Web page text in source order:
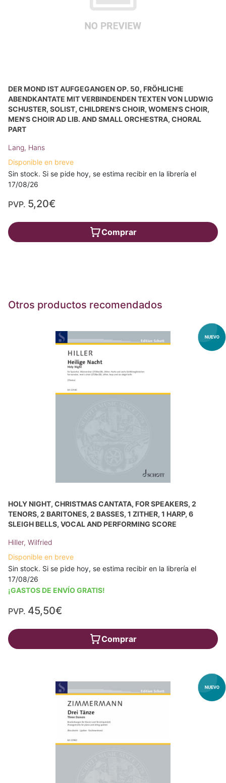
DER MOND IST AUFGEGANGEN OP. 50, FRÖHLICHE
ABENDKANTATE MIT VERBINDENDEN TEXTEN VON LUDWIG
SCHUSTER, SOLIST, CHILDREN'S CHOIR, WOMEN'S CHOIR,
MEN'S CHOIR AD LIB. AND SMALL ORCHESTRA, CHORAL
PART
Lang, Hans
Disponible en breve
Sin stock. Si se pide hoy, se estima recibir en la librería el
17/08/26
PVP. 5,20€
Comprar
Otros productos recomendados
HOLY NIGHT, CHRISTMAS CANTATA, FOR SPEAKERS, 2
TENORS, 2 BARITONES, 2 BASSES, 1 ZITHER, 1 HARP, 6
SLEIGH BELLS, VOCAL AND PERFORMING SCORE
Hiller, Wilfried
Disponible en breve
Sin stock. Si se pide hoy, se estima recibir en la librería el
17/08/26
¡GASTOS DE ENVÍO GRATIS!
PVP. 45,50€
Comprar